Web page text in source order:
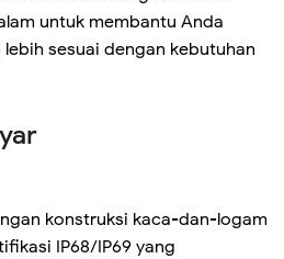
untuk membantu Anda
sesuai dengan kebutuhan
konstruksi kaca-dan-logam
IP68/IP69 yang